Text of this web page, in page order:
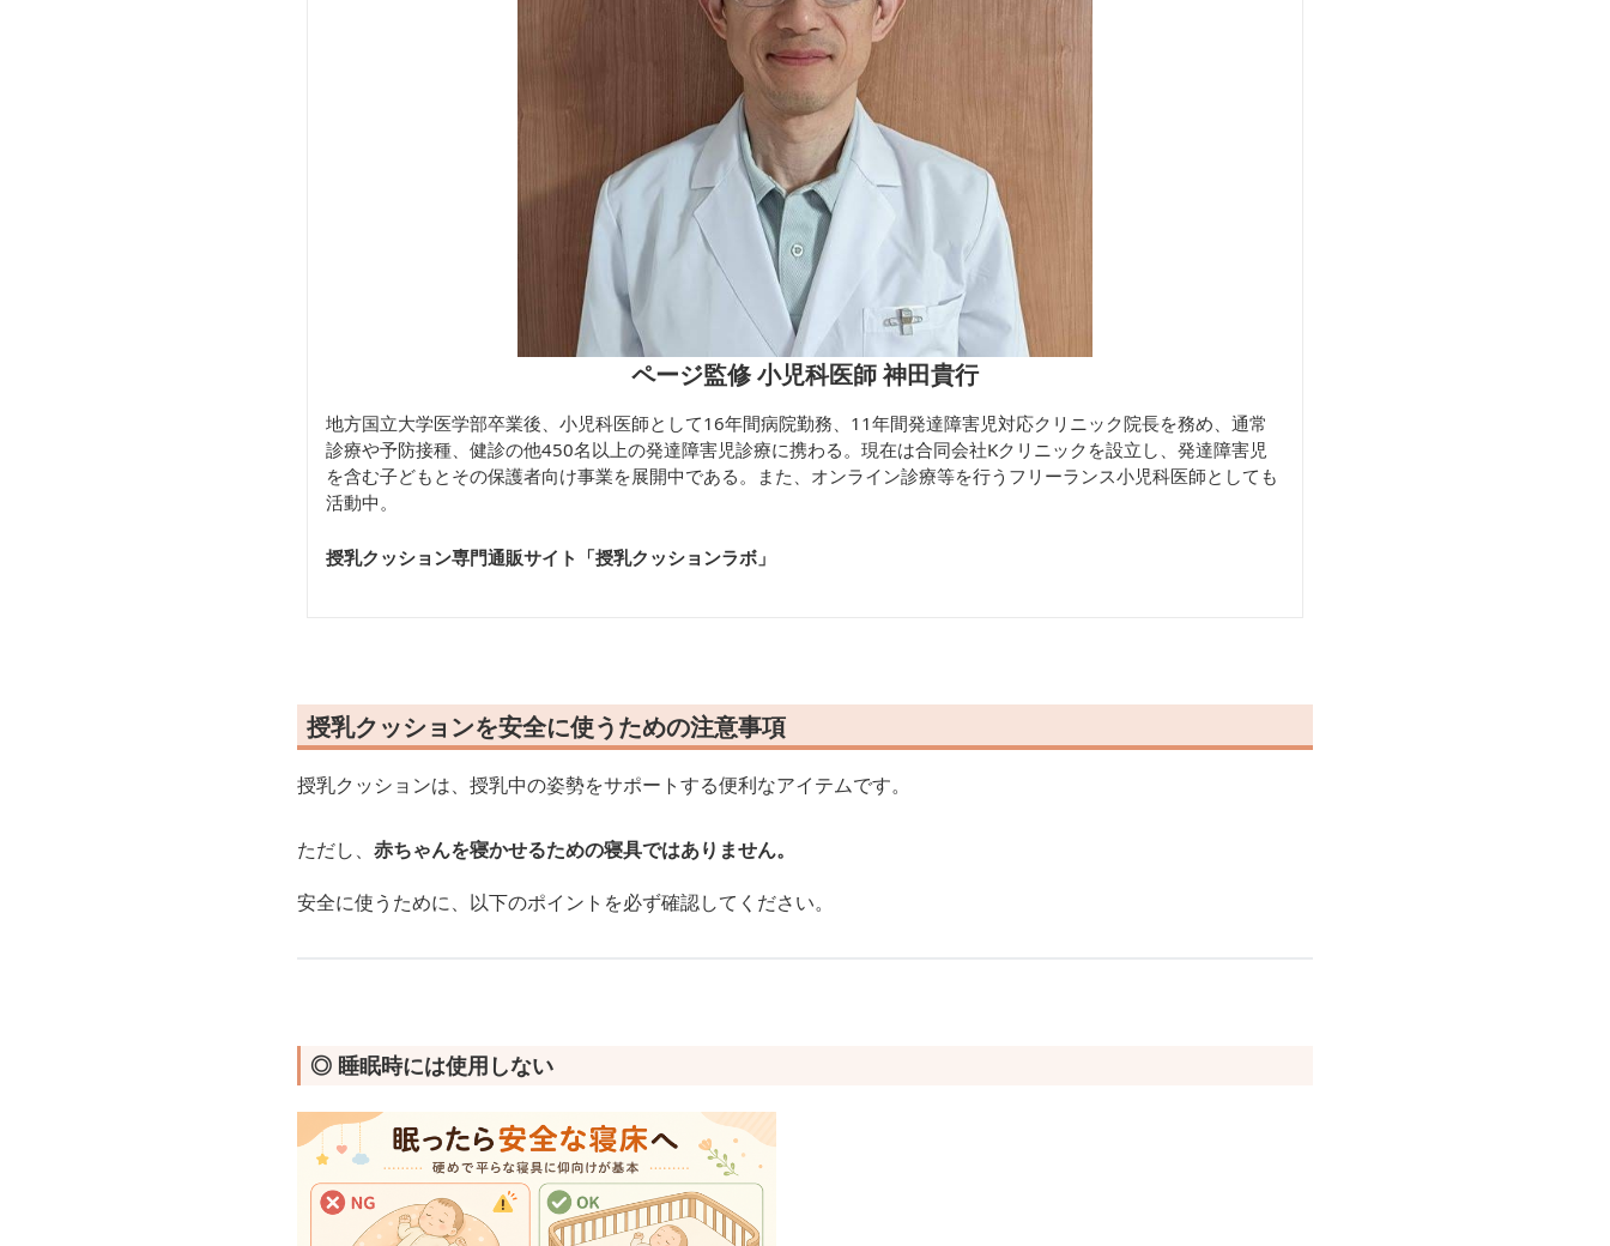
ページ監修 小児科医師 神田貴行
地方国立大学医学部卒業後、小児科医師として16年間病院勤務、11年間発達障害児対応クリニック院長を務め、通常
診療や予防接種、健診の他450名以上の発達障害児診療に携わる。現在は合同会社Kクリニックを設立し、発達障害児
を含む子どもとその保護者向け事業を展開中である。また、オンライン診療等を行うフリーランス小児科医師としても
活動中。
授乳クッション専門通販サイト「授乳クッションラボ 」
授乳クッションを安全に使うための注意事項
授乳クッションは、授乳中の姿勢をサポートする便利なアイテムです。
ただし、 赤ちゃんを寝かせるための寝具ではありません。
安全に使うために、以下のポイントを必ず確認してください。
◎ 睡眠時には使用しない